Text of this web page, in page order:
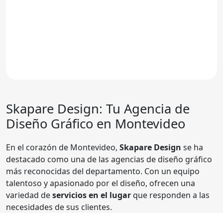
Skapare Design: Tu Agencia de
Diseño Gráfico en Montevideo
En el corazón de Montevideo, Skapare Design se ha
destacado como una de las agencias de diseño gráfico
más reconocidas del departamento. Con un equipo
talentoso y apasionado por el diseño, ofrecen una
variedad deservicios en el lugarque responden a las
necesidades de sus clientes.